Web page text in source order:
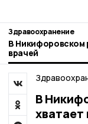
Здравоохранение
В Никифоровском
врачей
В
хватает